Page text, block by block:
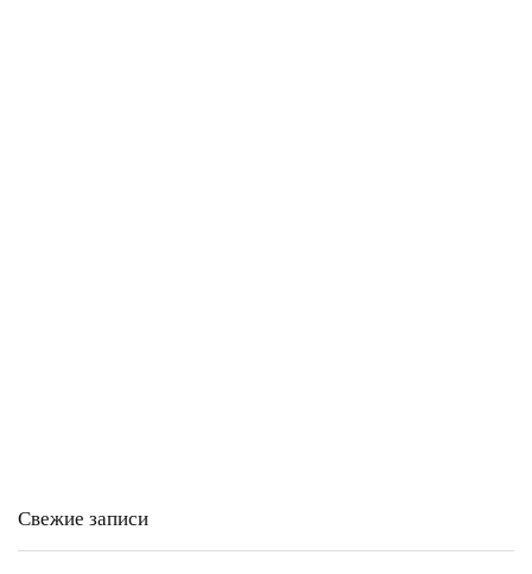
Свежие записи